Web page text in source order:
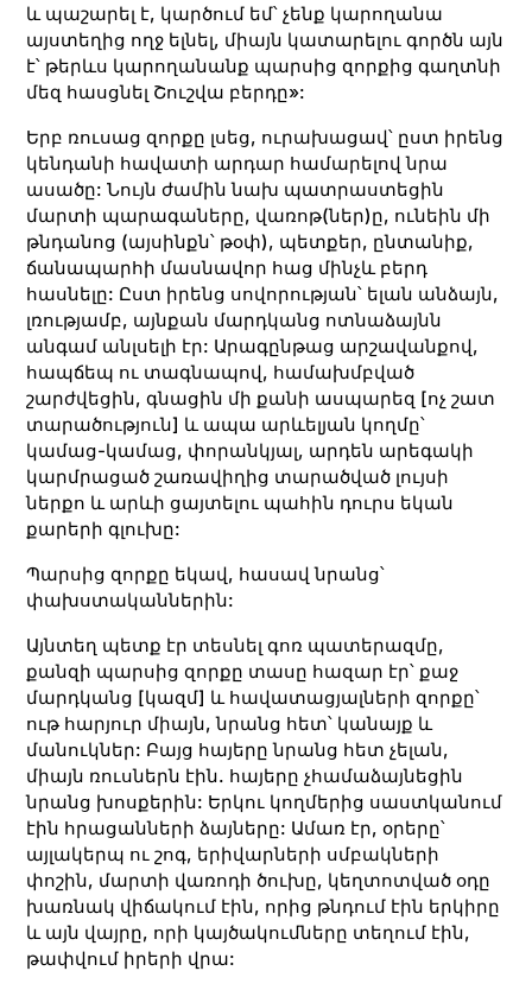
և պաշարել է, կարծում եմ՝ չենք կարողանա
այստեղից ողջ ելնել, միայն կատարելու գործն այն
է՝ թերևս կարողանանք պարսից զորքից գաղտնի
մեզ հասցնել Շուշվա բերդը»:
Երբ ռուսաց զորքը լսեց, ուրախացավ՝ ըստ իրենց
կենդանի հավատի արդար համարելով նրա
ասածը: Նույն ժամին նախ պատրաստեցին
մարտի պարագաները, վառոթ(ներ)ը, ունեին մի
թնդանոց (այսինքն՝ թօփ), պետքեր, ընտանիք,
ճանապարհի մասնավոր հաց մինչև բերդ
հասնելը: Ըստ իրենց սովորության՝ ելան անձայն,
լռությամբ, այնքան մարդկանց ոտնաձայնն
անգամ անլսելի էր: Արագընթաց արշավանքով,
հապճեպ ու տագնապով, համախմբված
շարժվեցին, գնացին մի քանի ասպարեզ [ոչ շատ
տարածություն] և ապա արևելյան կողմը՝
կամաց-կամաց, փորանկյալ, արդեն արեգակի
կարմրացած շառավիղից տարածված լույսի
ներքո և արևի ցայտելու պահին դուրս եկան
քարերի գլուխը:
Պարսից զորքը եկավ, հասավ նրանց՝
փախստականներին:
Այնտեղ պետք էր տեսնել գոռ պատերազմը,
քանզի պարսից զորքը տասը հազար էր՝ քաջ
մարդկանց [կազմ] և հավատացյալների զորքը՝
ութ հարյուր միայն, նրանց հետ՝ կանայք և
մանուկներ: Բայց հայերը նրանց հետ չելան,
միայն ռուսներն էին. հայերը չհամաձայնեցին
նրանց խոսքերին: Երկու կողմերից սաստկանում
էին հրացանների ձայները: Ամառ էր, օրերը՝
այլակերպ ու շոգ, երիվարների սմբակների
փոշին, մարտի վառոդի ծուխը, կեղտոտված օդը
խառնակ վիճակում էին, որից թնդում էին երկիրը
և այն վայրը, որի կայծակումները տեղում էին,
թափվում իրերի վրա: